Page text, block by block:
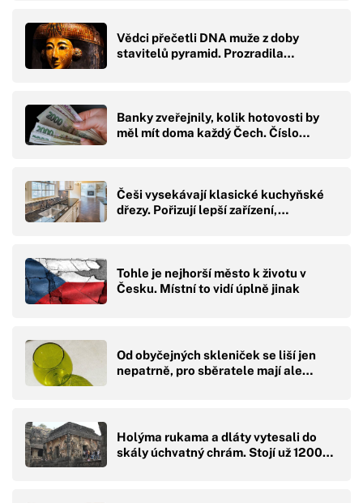
Vědci přečetli DNA muže z doby
stavitelů pyramid. Prozradila…
Banky zveřejnily, kolik hotovosti by
měl mít doma každý Čech. Číslo…
Češi vysekávají klasické kuchyňské
dřezy. Pořizují lepší zařízení,…
Tohle je nejhorší město k životu v
Česku. Místní to vidí úplně jinak
Od obyčejných skleniček se liší jen
nepatrně, pro sběratele mají ale…
Holýma rukama a dláty vytesali do
skály úchvatný chrám. Stojí už 1200…